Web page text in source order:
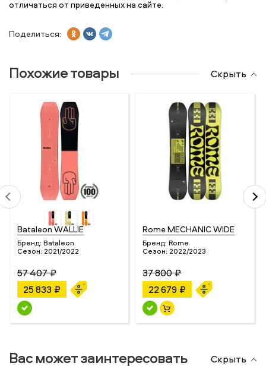
отличаться от приведенных на сайте.
Поделиться:
Похожие товары Скрыть
Bataleon WALLIE
Бренд: Bataleon
Сезон: 2021/2022
57 407 ₽
25 833 ₽
Rome MECHANIC WIDE
Бренд: Rome
Сезон: 2022/2023
37 800 ₽
22 679 ₽
Вас может заинтересовать Скрыть